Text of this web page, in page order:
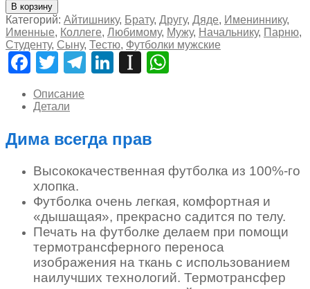
В корзину
Категорий: Айтишнику, Брату, Другу, Дяде, Имениннику,
Именные, Коллеге, Любимому, Мужу, Начальнику, Парню,
Студенту, Сыну, Тестю, Футболки мужские
Facebook
TwitterTelegram
LinkedIn
Instapaper
Описание
Детали
Дима всегда прав
Высококачественная футболка из 100%-го
хлопка.
Футболка очень легкая, комфортная и
«дышащая», прекрасно садится по телу.
Печать на футболке делаем при помощи
термотрансферного переноса
изображения на ткань с использованием
наилучших технологий. Термотрансфер